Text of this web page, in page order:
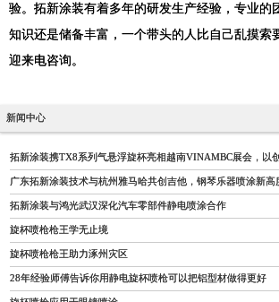
验。拓新涂装有着多年的研发生产经验，专业的
知识还是储备丰富，一个带头的人比自己乱摸索
迎来电咨询。
新闻中心
拓新涂装携TX8系列气悬浮旋杯亮相越南VINAMBC展会，以
广东拓新涂装技术与杭州雅马哈共创吉他，钢琴乐器喷涂新高
拓新涂装与鸿光武汉深化汽车零部件静电喷涂合作
旋杯喷枪枪王学无止境
旋杯喷枪枪王助力涿州灾区
28年经验师傅告诉你用静电旋杯喷枪可以把铝型材做得更好